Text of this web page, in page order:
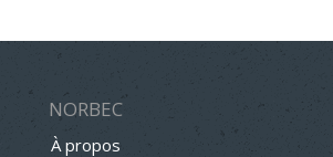
NORBEC
À propos